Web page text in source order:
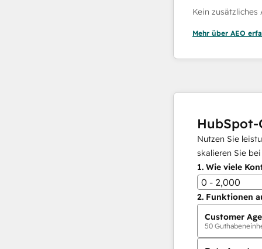
Kein
Mehr über AEO
HubSpot-
Nutzen Sie
skalieren Sie
1. Wie viele
0 - 2,000
2. Funktionen
Customer
50